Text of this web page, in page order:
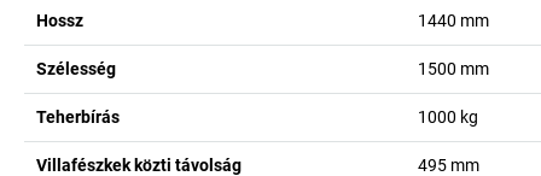
Hossz 1440 mm
Szélesség 1500 mm
Teherbírás 1000 kg
Villafészkek közti távolság 495 mm